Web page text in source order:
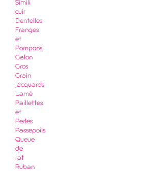
Simili
cuir
Dentelles
Franges
et
Pompons
Galon
Gros
Grain
Jacquards
Lamé
Paillettes
et
Perles
Passepoils
Queue
de
rat
Ruban